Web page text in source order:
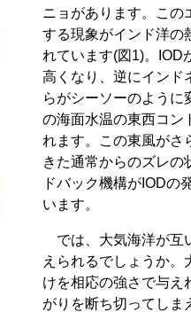
ニョがあります。この
する現象がインド洋の
れています(図1)。IOD
高くなり、逆にインド
らがシーソーのように
の海面水温の東西コン
れます。この東風がさ
きた通常からのズレの
ドバック機構がIODの
います。
では、大気海洋が互
えられるでしょうか
けを相応の強さで与え
がりを断ち切ってしま